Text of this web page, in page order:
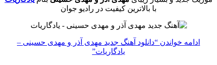
با بالاترین کیفیت در رادیو جوان
ادامه خواندن “دانلود آهنگ جدید مهدی آذر و مهدی حسینی –
یادگاریات”